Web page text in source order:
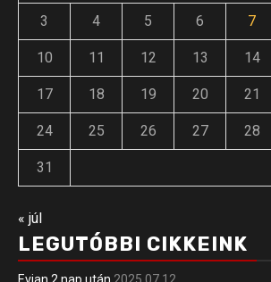
3 4 5 6 7
10 11 12 13 14
17 18 19 20 21
24 25 26 27 28
31
« júl
LEGUTÓBBI CIKKEINK